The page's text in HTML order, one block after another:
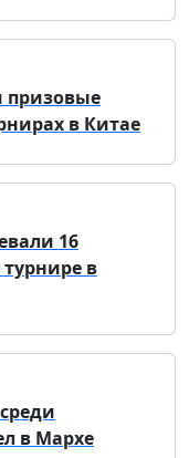
призовые
в Китае
16
в
в Мархе